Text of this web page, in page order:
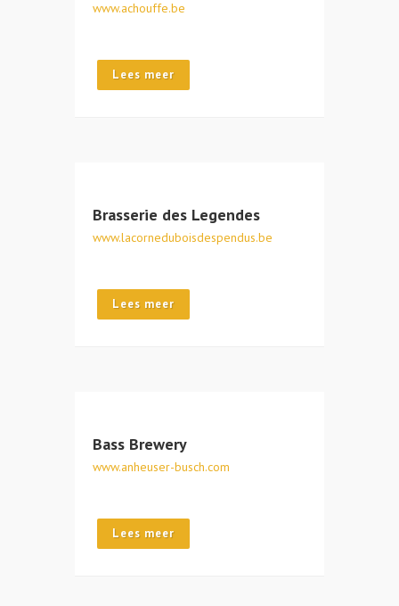
www.achouffe.be
Lees meer
Brasserie des Legendes
www.lacorneduboisdespendus.be
Lees meer
Bass Brewery
www.anheuser-busch.com
Lees meer